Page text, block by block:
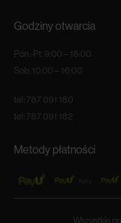
Godziny otwarcia
Pon.-Pt. 9:00 – 18:00
Sob. 10:00 – 16:00
tel: 787 091 180
tel: 787 091 182
Metody płatności
Wszystkie